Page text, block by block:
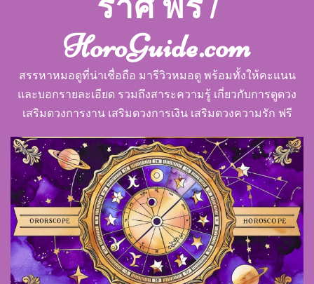
HoroGuide.com
สรรหาหมอดูที่น่าเชื่อถือ มารีวิวหมอดู พร้อมทั้งให้คะแนน
และบอกรายละเอียด รวมถึงสาระความรู้ เกี่ยวกับการดูดวง
เสริมดวงการงาน เสริมดวงการเงิน เสริมดวงความรัก ฟรี